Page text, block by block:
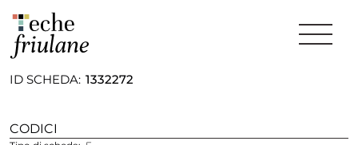
CODICI
ID SCHEDA 1332272